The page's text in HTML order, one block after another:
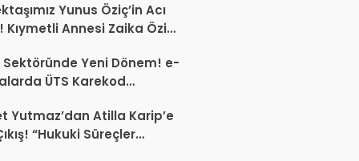
Yunus Öziç’in Acı
Kıymetli Annesi Zaika Öziç
Yeni Dönem! e-
ÜTS Karekod
Yutmaz’dan Atilla Karip’e
“Hukuki Süreçler